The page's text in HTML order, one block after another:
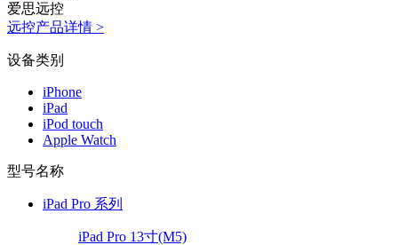
爱思远控
远控产品详情 >
设备类别
iPhone
iPad
iPod touch
Apple Watch
型号名称
iPad Pro 系列
iPad Pro 13寸(M5)